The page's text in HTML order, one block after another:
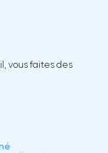
vous faites des